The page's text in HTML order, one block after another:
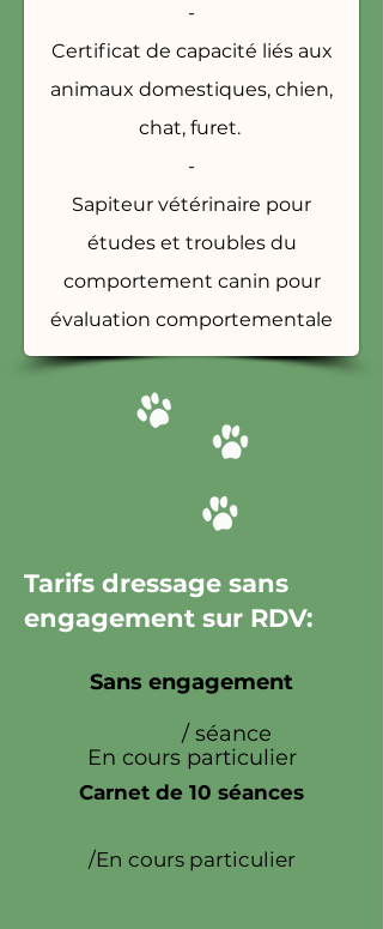
-
Certificat de capacité liés aux
animaux domestiques, chien,
chat, furet.
-
Sapiteur vétérinaire pour
études et troubles du
comportement canin pour
évaluation comportementale
Tarifs dressage sans
engagement sur RDV:
Sans engagement
/ séance
En cours particulier
Carnet de 10 séances
/En cours particulier